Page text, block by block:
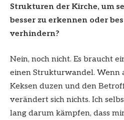
Strukturen der Kirche, um
besser zu erkennen oder
verhindern?
Nein, noch nicht. Es braucht
einen Strukturwandel. Wenn
Keksen duzen und den
verändert sich nichts. Ich
lang darum kämpfen, dass